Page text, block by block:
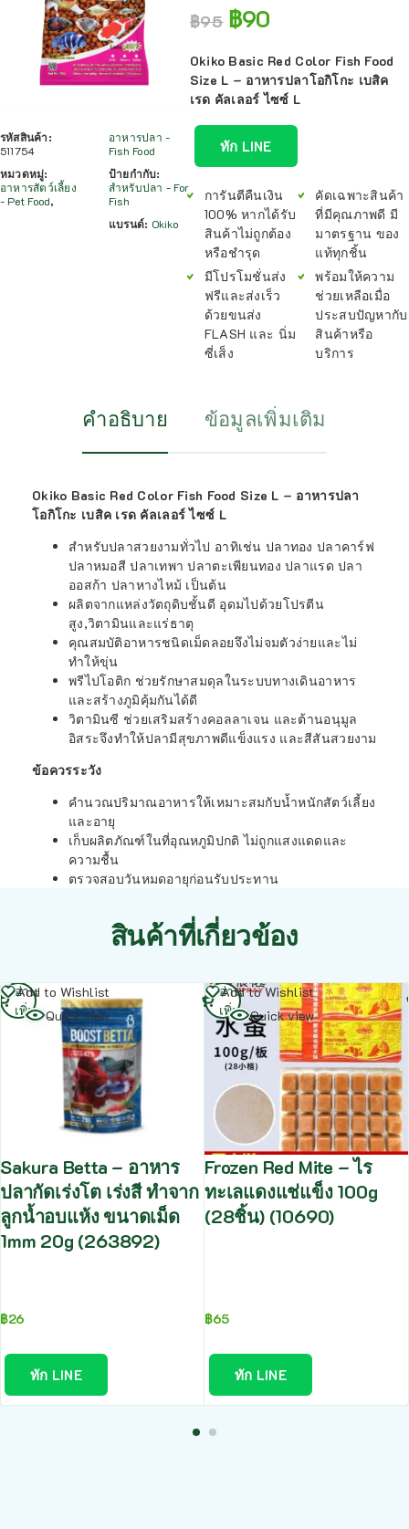
รหัสสินค้า:
511754
หมวดหมู่:
อาหารสัตว์เลี้ยง
- Pet Food,
อาหารปลา -
Fish Food
ป้ายกำกับ:
สำหรับปลา - For
Fish
แบรนด์: Okiko
฿95 ฿90
Okiko Basic Red Color Fish Food
Size L – อาหารปลาโอกิโกะ เบสิค
เรด คัลเลอร์ ไซซ์ L
ทัก LINE
การันตีคืนเงิน
100% หากได้รับ
สินค้าไม่ถูกต้อง
หรือชำรุด
มีโปรโมชั่นส่ง
ฟรีและส่งเร็ว
ด้วยขนส่ง
FLASH และ นิ่ม
ซี่เส็ง
คัดเฉพาะสินค้า
ที่มีคุณภาพดี มี
มาตรฐาน ของ
แท้ทุกชิ้น
พร้อมให้ความ
ช่วยเหลือเมื่อ
ประสบปัญหากับ
สินค้าหรือ
บริการ
คำอธิบาย ข้อมูลเพิ่มเติม
Okiko Basic Red Color Fish Food Size L – อาหารปลา
โอกิโกะ เบสิค เรด คัลเลอร์ ไซซ์ L
สำหรับปลาสวยงามทั่วไป อาทิเช่น ปลาทอง ปลาคาร์ฟ
ปลาหมอสี ปลาเทพา ปลาตะเพียนทอง ปลาแรด ปลา
ออสก้า ปลาหางไหม้ เป็นต้น
ผลิตจากแหล่งวัตถุดิบชั้นดี อุดมไปด้วยโปรตีน
สูง,วิตามินและแร่ธาตุ
คุณสมบัติอาหารชนิดเม็ดลอยจึงไม่จมตัวง่ายและไม่
ทำให้ขุ่น
พรีไปโอติก ช่วยรักษาสมดุลในระบบทางเดินอาหาร
และสร้างภูมิคุ้มกันได้ดี
วิตามินซี ช่วยเสริมสร้างคอลลาเจน และต้านอนุมูล
อิสระจึงทำให้ปลามีสุขภาพดีแข็งแรง และสีสันสวยงาม
ข้อควรระวัง
คำนวณปริมาณอาหารให้เหมาะสมกับน้ำหนักสัตว์เลี้ยง
และอายุ
เก็บผลิตภัณฑ์ในที่อุณหภูมิปกติ ไม่ถูกแสงแดดและ
ความชื้น
ตรวจสอบวันหมดอายุก่อนรับประทาน
สินค้าที่เกี่ยวข้อง
Add to Wishlist
Quick view
Sakura Betta – อาหาร
ปลากัดเร่งโต เร่งสี ทำจาก
ลูกน้ำอบแห้ง ขนาดเม็ด
1mm 20g (263892)
฿26
ทัก LINE
อ่าน
เพิ่ม
Add to Wishlist
Quick view
Frozen Red Mite – ไร
ทะเลแดงแช่แข็ง 100g
(28ชิ้น) (10690)
฿65
ทัก LINE
อ่าน
เพิ่ม